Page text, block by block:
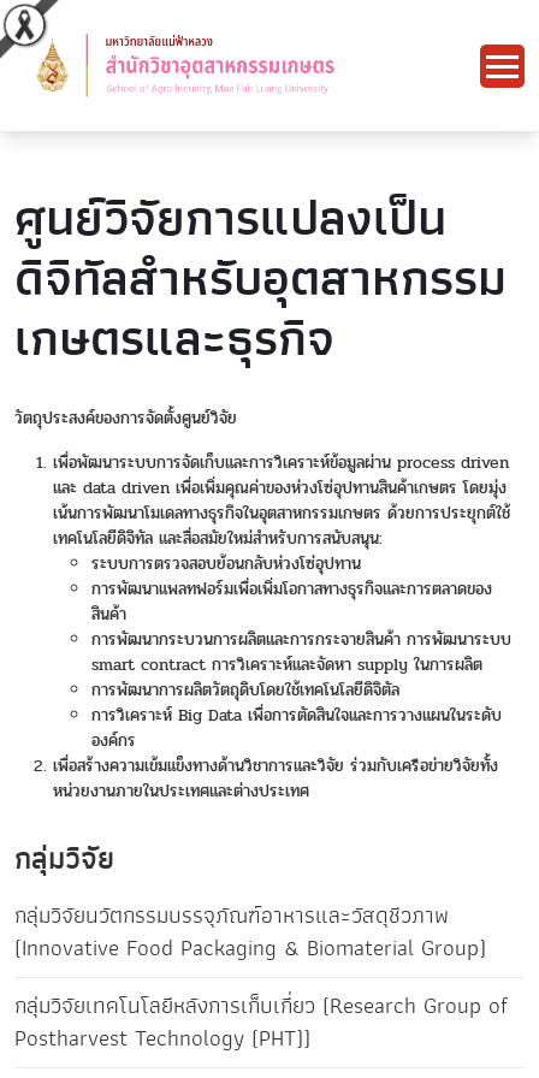
ศูนย์วิจัยการแปลงเป็น
ดิจิทัลสำหรับอุตสาหกรรม
เกษตรและธุรกิจ
วัตถุประสงค์ของการจัดตั้งศูนย์วิจัย
เพื่อพัฒนาระบบการจัดเก็บและการวิเคราะห์ข้อมูลผ่าน process driven
และ data driven เพื่อเพิ่มคุณค่าของห่วงโซ่อุปทานสินค้าเกษตร โดยมุ่ง
เน้นการพัฒนาโมเดลทางธุรกิจในอุตสาหกรรมเกษตร ด้วยการประยุกต์ใช้
เทคโนโลยีดิจิทัล และสื่อสมัยใหม่สำหรับการสนับสนุน:
ระบบการตรวจสอบย้อนกลับห่วงโซ่อุปทาน
การพัฒนาแพลทฟอร์มเพื่อเพิ่มโอกาสทางธุรกิจและการตลาดของ
สินค้า
การพัฒนากระบวนการผลิตและการกระจายสินค้า การพัฒนาระบบ
smart contract การวิเคราะห์และจัดหา supply ในการผลิต
การพัฒนาการผลิตวัตถุดิบโดยใช้เทคโนโลยีดิจิตัล
การวิเคราะห์ Big Data เพื่อการตัดสินใจและการวางแผนในระดับ
องค์กร
เพื่อสร้างความเข้มแข็งทางด้านวิชาการและวิจัย ร่วมกับเครือข่ายวิจัยทั้ง
หน่วยงานภายในประเทศและต่างประเทศ
กลุ่มวิจัย
กลุ่มวิจัยนวัตกรรมบรรจุภัณฑ์อาหารและวัสดุชีวภาพ
(Innovative Food Packaging & Biomaterial Group)
กลุ่มวิจัยเทคโนโลยีหลังการเก็บเกี่ยว (Research Group of
Postharvest Technology (PHT))